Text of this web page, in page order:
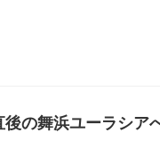
後の舞浜ユーラシア